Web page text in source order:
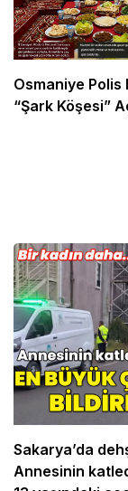
Osmaniye Polis
“Şark Köşesi”
Sakarya’da
Annesinin